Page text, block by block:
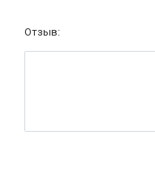
Отзыв: